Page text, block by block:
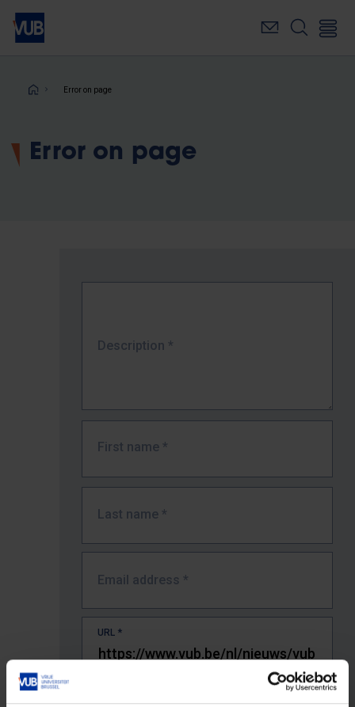
Skip
main
Breadcrumb
Error on page
Error on page
Description *
First name *
Last name *
Email address *
URL *
The full URL of the page where you encountered the error.